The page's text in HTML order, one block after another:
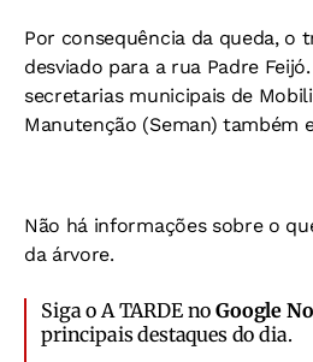
Por consequência da queda, o
desviado para a rua Padre
secretarias municipais de
Manutenção (Seman) também
Não há informações sobre o
da árvore.
Siga o A TARDE noGoogle
principais destaques do dia.